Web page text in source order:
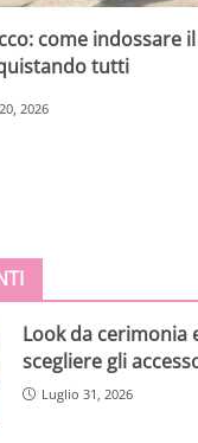
come indossare
tutti
2026
Look da cerimonia
scegliere gli
Luglio 31, 2026